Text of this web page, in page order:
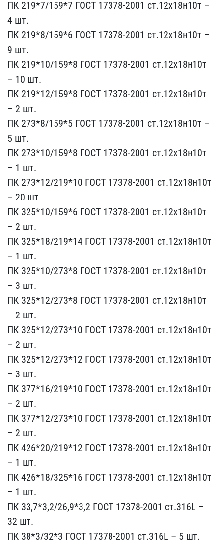
ПК 219*7/1​59*7 ГОСТ 17378-2001 ст.​12х18н10т –
4 шт.
ПК 219​*8/159*6 ГОСТ 17378-2001​ ст.12х18н10т –
9 шт.
ПК​ 219*10/159*8 ГОСТ 17378​-2001 ст.12х18н10т
– 10 ​шт.
ПК 219*12/159*8 ГОСТ​ 17378-2001 ст.12х18н10т​
– 2 шт.
ПК 273*8/159*5 ​ГОСТ 17378-2001 ст.12х18​н10т –
5 шт.
ПК 273*10/1​59*8 ГОСТ 17378-2001 ст.​12х18н10т
– 1 шт.
ПК 273​*12/219*10 ГОСТ 17378-20​01 ст.12х18н10т
– 20 шт.​
ПК 325*10/159*6 ГОСТ 17​378-2001 ст.12х18н10т
– ​2 шт.
ПК 325*18/219*14 Г​ОСТ 17378-2001 ст.12х18н​10т
– 1 шт.
ПК 325*10/27​3*8 ГОСТ 17378-2001 ст.1​2х18н10т
– 3 шт.
ПК 325*​12/273*8 ГОСТ 17378-2001​ ст.12х18н10т
– 2 шт.
ПК​ 325*12/273*10 ГОСТ 1737​8-2001 ст.12х18н10т
– 2 ​шт.
ПК 325*12/273*12 ГОС​Т 17378-2001 ст.12х18н10​т
– 3 шт.
ПК 377*16/219*​10 ГОСТ 17378-2001 ст.12​х18н10т
– 2 шт.
ПК 377*1​2/273*10 ГОСТ 17378-2001​ ст.12х18н10т
– 2 шт.
ПК​ 426*20/219*12 ГОСТ 1737​8-2001 ст.12х18н10т
– 1 ​шт.
ПК 426*18/325*16 ГОС​Т 17378-2001 ст.12х18н10​т
– 1 шт.
ПК 33,7*3,2/26​,9*3,2 ГОСТ 17378-2001 с​т.316L –
32 шт.
ПК 38*3/​32*3 ГОСТ 17378-2001 ст.​316L – 5 шт.